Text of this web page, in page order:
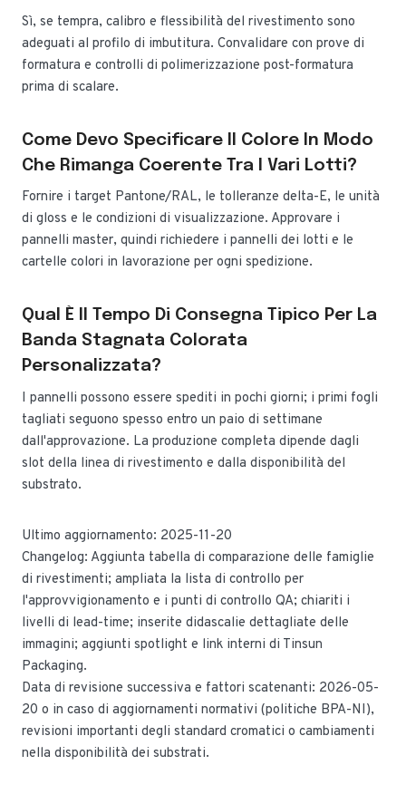
Sì, se tempra, calibro e flessibilità del rivestimento sono
adeguati al profilo di imbutitura. Convalidare con prove di
formatura e controlli di polimerizzazione post-formatura
prima di scalare.
Come Devo Specificare Il Colore In Modo
Che Rimanga Coerente Tra I Vari Lotti?
Fornire i target Pantone/RAL, le tolleranze delta-E, le unità
di gloss e le condizioni di visualizzazione. Approvare i
pannelli master, quindi richiedere i pannelli dei lotti e le
cartelle colori in lavorazione per ogni spedizione.
Qual È Il Tempo Di Consegna Tipico Per La
Banda Stagnata Colorata
Personalizzata?
I pannelli possono essere spediti in pochi giorni; i primi fogli
tagliati seguono spesso entro un paio di settimane
dall'approvazione. La produzione completa dipende dagli
slot della linea di rivestimento e dalla disponibilità del
substrato.
Ultimo aggiornamento: 2025-11-20
Changelog: Aggiunta tabella di comparazione delle famiglie
di rivestimenti; ampliata la lista di controllo per
l'approvvigionamento e i punti di controllo QA; chiariti i
livelli di lead-time; inserite didascalie dettagliate delle
immagini; aggiunti spotlight e link interni di Tinsun
Packaging.
Data di revisione successiva e fattori scatenanti: 2026-05-
20 o in caso di aggiornamenti normativi (politiche BPA-NI),
revisioni importanti degli standard cromatici o cambiamenti
nella disponibilità dei substrati.